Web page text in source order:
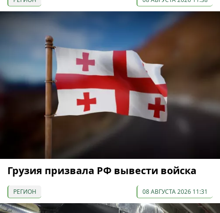
Грузия призвала РФ вывести войска
РЕГИОН 08 АВГУСТА 2026 11:31